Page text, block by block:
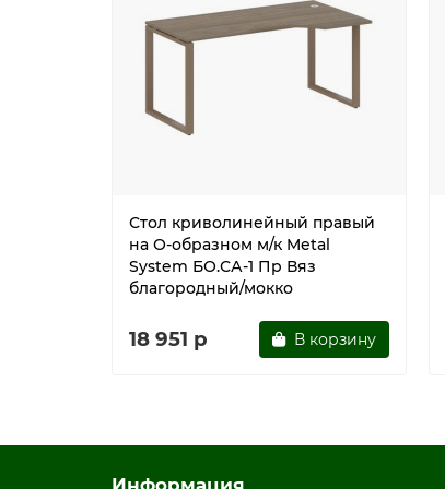
Стол криволинейный правый
на О-образном м/к Metal
System БО.СА-1 Пр Вяз
благородный/мокко
18 951 р В корзину
Информация